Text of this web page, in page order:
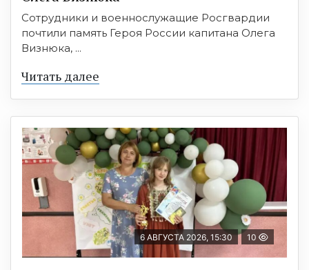
Сотрудники и военнослужащие Росгвардии
почтили память Героя России капитана Олега
Визнюка, ...
Читать далее
6 АВГУСТА 2026, 15:30 10